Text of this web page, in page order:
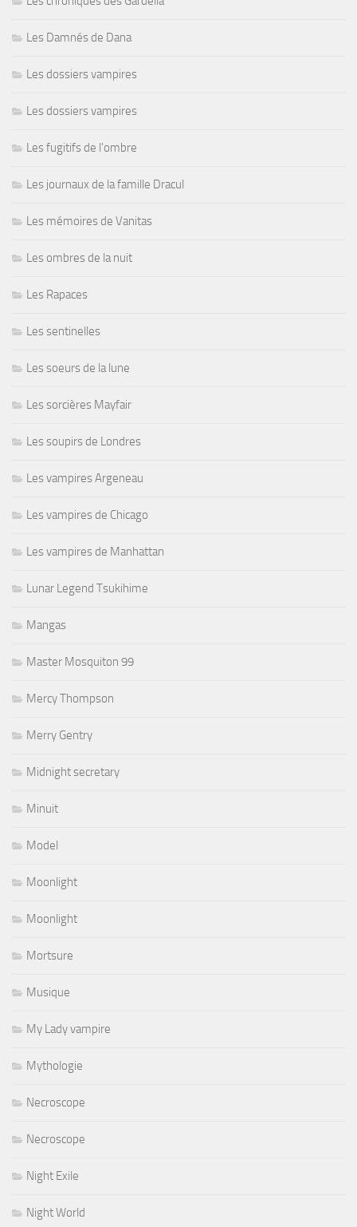
Les Damnés de Dana
Les dossiers vampires
Les dossiers vampires
Les fugitifs de l'ombre
Les journaux de la famille Dracul
Les mémoires de Vanitas
Les ombres de la nuit
Les Rapaces
Les sentinelles
Les soeurs de la lune
Les sorcières Mayfair
Les soupirs de Londres
Les vampires Argeneau
Les vampires de Chicago
Les vampires de Manhattan
Lunar Legend Tsukihime
Mangas
Master Mosquiton 99
Mercy Thompson
Merry Gentry
Midnight secretary
Minuit
Model
Moonlight
Moonlight
Mortsure
Musique
My Lady vampire
Mythologie
Necroscope
Necroscope
Night Exile
Night World